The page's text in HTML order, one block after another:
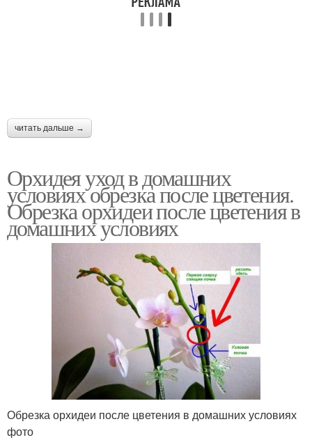
читать дальше →
Орхидея уход в домашних
условиях обрезка после цветения.
Обрезка орхидеи после цветения в
домашних условиях
Обрезка орхидеи после цветения в домашних условиях
фото